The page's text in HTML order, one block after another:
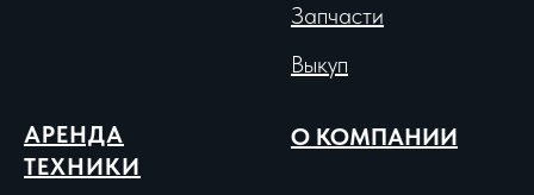
Запчасти
Выкуп
АРЕНДА
ТЕХНИКИ
О КОМПАНИИ